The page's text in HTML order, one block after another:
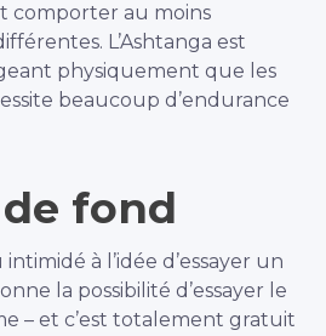
comporter au moins
L’Ashtanga est
physiquement que les
beaucoup d’endurance
fond
à l’idée d’essayer un
la possibilité d’essayer le
– et c’est totalement gratuit